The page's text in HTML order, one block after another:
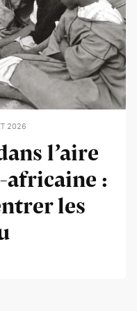
2026
l’aire
:
les